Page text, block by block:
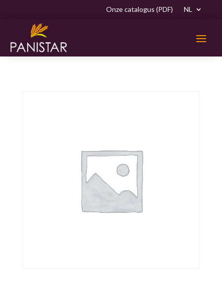
Onze catalogus (PDF) NL